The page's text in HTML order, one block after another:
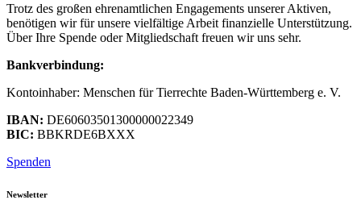
Trotz des großen ehrenamtlichen Engagements unserer Aktiven,
benötigen wir für unsere vielfältige Arbeit finanzielle Unterstützung.
Über Ihre Spende oder Mitgliedschaft freuen wir uns sehr.
Bankverbindung:
Kontoinhaber: Menschen für Tierrechte Baden-Württemberg e. V.
IBAN: DE60603501300000022349
BIC: BBKRDE6BXXX
Spenden
Newsletter